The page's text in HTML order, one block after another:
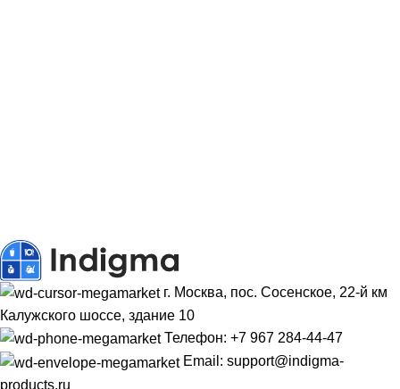
г. Москва, пос. Сосенское, 22-й км
Калужского шоссе, здание 10
Телефон: +7 967 284-44-47
Email: support@indigma-
products.ru